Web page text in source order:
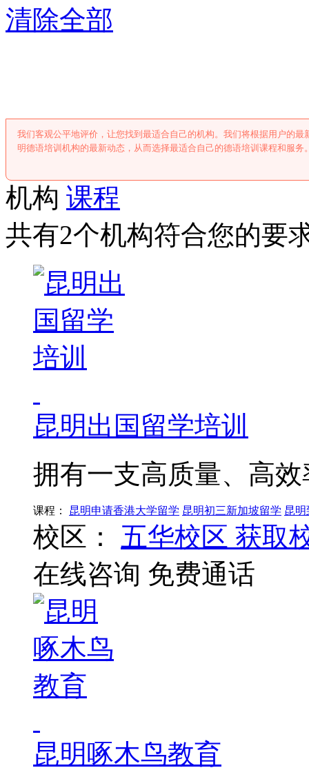
清除全部
我们客观公平地评价，让您找到最适合自己的机构。我们将根据用户的
明德语培训机构的最新动态，从而选择最适合自己的德语培训课程和服务
机构 课程
共有2个机构符合您的要
昆明出国留学培训
拥有一支高质量、高
课程： 昆明申请香港大学留学 昆明初三新加坡留学 昆明
校区： 五华校区 获取
在线咨询 免费通话
昆明啄木鸟教育